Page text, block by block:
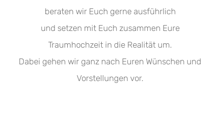
beraten wir Euch gerne ausführlich
und setzen mit Euch zusammen Eure
Traumhochzeit in die Realität um.
Dabei gehen wir ganz nach Euren Wünschen und
Vorstellungen vor.